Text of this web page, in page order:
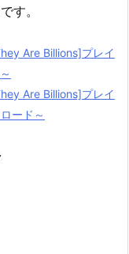
す。
Are Billions]プレイ
Are Billions]プレイ
ード～